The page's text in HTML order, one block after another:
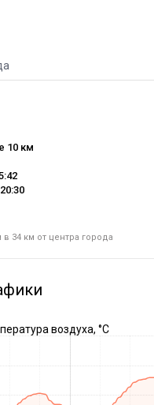
10 км
20:30
34 км от центра города
воздуха, °C